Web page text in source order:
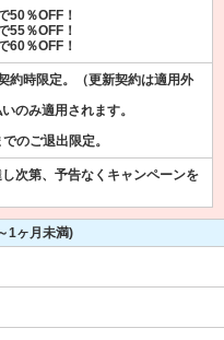
50％OFF！
55％OFF！
60％OFF！
約時限定。（更新契約は適用外
のみ適用されます。
のご退出限定。
次第、予告なくキャンペーンを
1ヶ月未満)